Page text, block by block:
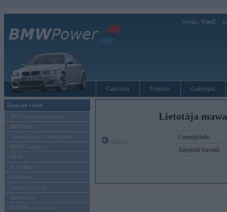
Sveiks, Viesi!
Galvenā Forums Galerijas
Ziņas un raksti
BMW modeļu jaunumi
BMW testi
Tehnoloģijas & sasniegumi
BMW Latvijā
MINI
Rolls-Royce
Pasākumi
Vadāmības tests
Autosports
BMWPower aktuāli
Lietotāja
Lietotājvārds:
Ziņojumi forumā: